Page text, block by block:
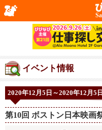
イベント情報
2020年12月5日～2020年12月5
第10回 ボストン日本映